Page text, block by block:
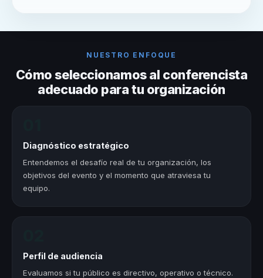
NUESTRO ENFOQUE
Cómo seleccionamos al conferencista
adecuado para tu organización
Diagnóstico estratégico
Entendemos el desafío real de tu organización, los
objetivos del evento y el momento que atraviesa tu
equipo.
Perfil de audiencia
Evaluamos si tu público es directivo, operativo o técnico.